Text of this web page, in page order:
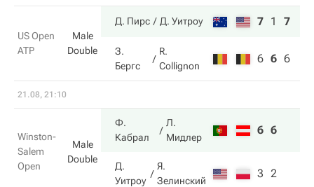
US Open
ATP
Male
Double
Д. Пирс Д. Уитроу 7 1 7
З.
Бергс
R.
Collignon
6 6 6
21.08, 21:10
Winston-
Salem
Open
Male
Double
Ф.
Кабрал
Л.
Мидлер
6 6
Д.
Уитроу
Я.
Зелинский
3 2